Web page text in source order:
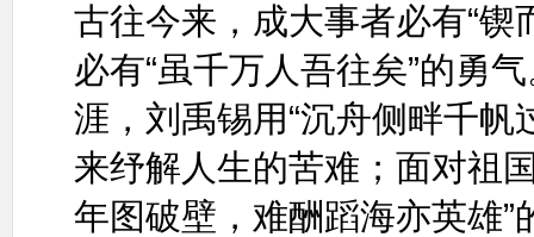
古往今来，成大事者必有“锲
必有“虽千万人吾往矣”的勇
涯，刘禹锡用“沉舟侧畔千帆
来纾解人生的苦难；面对祖
年图破壁，难酬蹈海亦英雄